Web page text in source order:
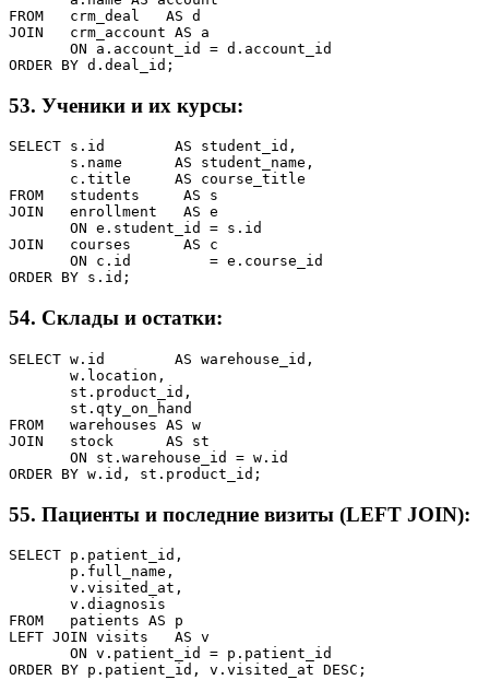
FROM   crm_deal   AS d
JOIN   crm_account AS a
       ON a.account_id = d.account_id
ORDER BY d.deal_id;
53. Ученики и их курсы:
SELECT s.id        AS student_id,
       s.name      AS student_name,
       c.title     AS course_title
FROM   students     AS s
JOIN   enrollment   AS e
       ON e.student_id = s.id
JOIN   courses      AS c
       ON c.id         = e.course_id
ORDER BY s.id;
54. Склады и остатки:
SELECT w.id        AS warehouse_id,
       w.location,
       st.product_id,
       st.qty_on_hand
FROM   warehouses AS w
JOIN   stock      AS st
       ON st.warehouse_id = w.id
ORDER BY w.id, st.product_id;
55. Пациенты и последние визиты (LEFT JOIN):
SELECT p.patient_id,
       p.full_name,
       v.visited_at,
       v.diagnosis
FROM   patients AS p
LEFT JOIN visits   AS v
       ON v.patient_id = p.patient_id
ORDER BY p.patient_id, v.visited_at DESC;